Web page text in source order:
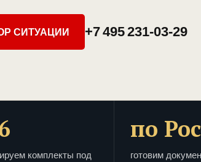
СИТУАЦИИ +7 495 231-03-29
комплекты под
по
готовим